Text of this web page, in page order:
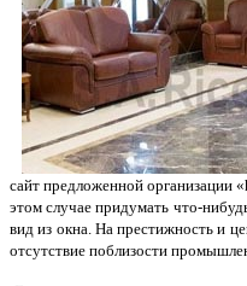
сайт предложенной организации
этом случае придумать что-
вид из окна. На престижность и
отсутствие поблизости